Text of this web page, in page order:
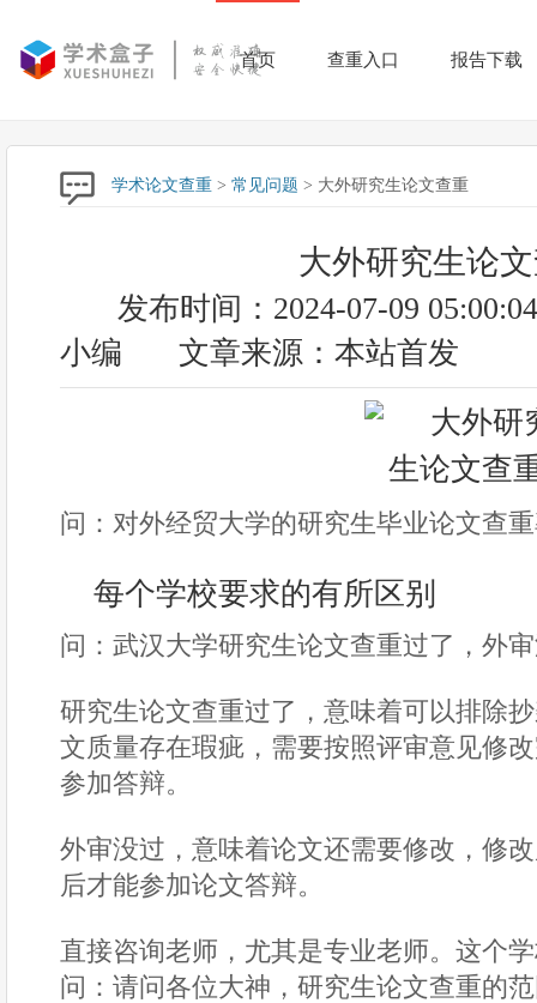
首页 查重入口 报告下载
学术论文查重 > 常见问题 > 大外研究生论文查重
大外研究生论
发布时间：2024-07-09 05:00:04
小编
文章来源：本站首发
问：对外经贸大学的研究生毕业论文查
每个学校要求的有所区别
问：武汉大学研究生论文查重过了，外
研究生论文查重过了，意味着可以排除
文质量存在瑕疵，需要按照评审意见修
参加答辩。
外审没过，意味着论文还需要修改，修
后才能参加论文答辩。
直接咨询老师，尤其是专业老师。这个
问：请问各位大神，研究生论文查重的